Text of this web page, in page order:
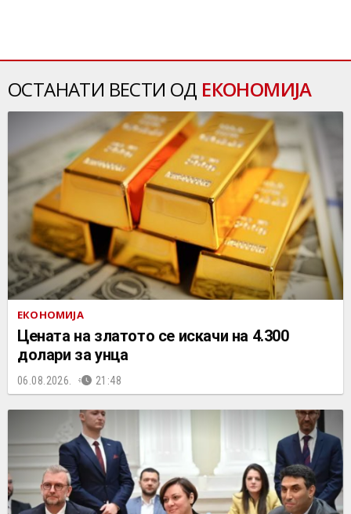
ОСТАНАТИ ВЕСТИ ОД ЕКОНОМИЈА
ЕКОНОМИЈА
Цената на златото се искачи на 4.300
долари за унца
06.08.2026. 21:48